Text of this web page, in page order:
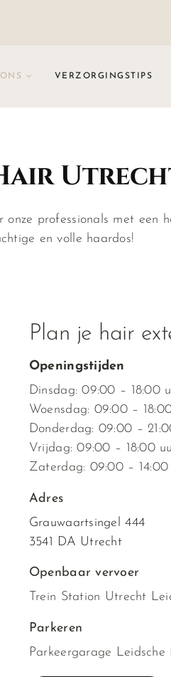
VERZORGINGSTIPS
professionals met een
en volle haardos!
Plan je hair
Openingstijden
Dinsdag: 09:00 – 18:00
Woensdag: 09:00 –
Donderdag: 09:00 –
Vrijdag: 09:00 – 18:00
Zaterdag: 09:00 – 14:00
Adres
Grauwaartsingel 444
3541 DA Utrecht
Openbaar vervoer
Trein Station Utrecht
Parkeren
Parkeergarage